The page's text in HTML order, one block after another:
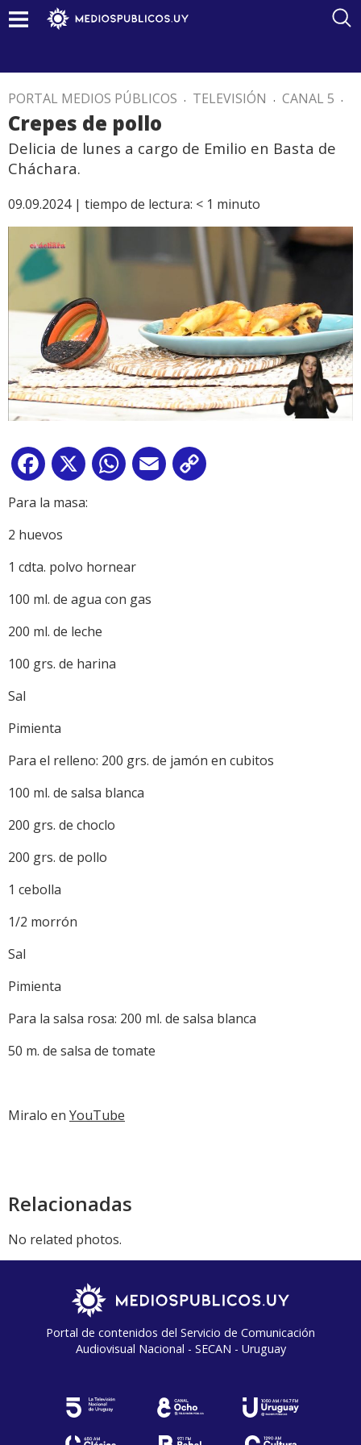
PORTAL MEDIOS PÚBLICOS . TELEVISIÓN . CANAL 5 .
Crepes de pollo
Delicia de lunes a cargo de Emilio en Basta de
Cháchara.
09.09.2024 | tiempo de lectura: < 1 minuto
Facebook
X WhatsApp
Email
Para la masa:
2 huevos
1 cdta. polvo hornear
100 ml. de agua con gas
200 ml. de leche
100 grs. de harina
Sal
Pimienta
Para el relleno: 200 grs. de jamón en cubitos
100 ml. de salsa blanca
200 grs. de choclo
200 grs. de pollo
1 cebolla
1/2 morrón
Sal
Pimienta
Para la salsa rosa: 200 ml. de salsa blanca
50 m. de salsa de tomate
Miralo en YouTube
Relacionadas
No related photos.
Portal de contenidos del Servicio de Comunicación
Audiovisual Nacional - SECAN - Uruguay